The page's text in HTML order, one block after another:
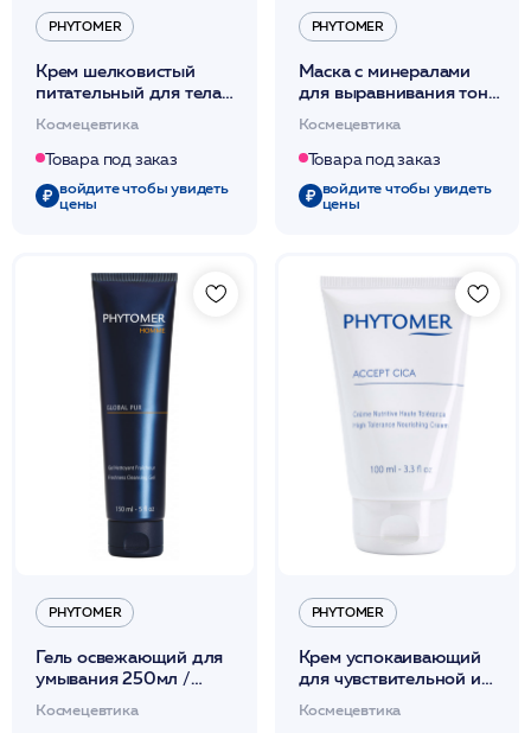
PHYTOMER
Крем шелковистый
питательный для тела
150мл / PHYTOMER*
Космецевтика
Товара под заказ
войдите чтобы увидеть
цены
PHYTOMER
Маска с минералами
для выравнивания тона
кожи 50мл /
PHYTOMER*
Космецевтика
Товара под заказ
войдите чтобы увидеть
цены
PHYTOMER
Гель освежающий для
умывания 250мл /
PHYTOMER*
Космецевтика
PHYTOMER
Крем успокаивающий
для чувствительной и
реактивной кожи
100мл / PHYTOMER*
Космецевтика